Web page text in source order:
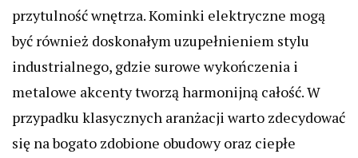
przytulność wnętrza. Kominki elektryczne mogą
być również doskonałym uzupełnieniem stylu
industrialnego, gdzie surowe wykończenia i
metalowe akcenty tworzą harmonijną całość. W
przypadku klasycznych aranżacji warto zdecydować
się na bogato zdobione obudowy oraz ciepłe